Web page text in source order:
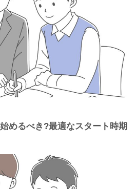
めるべき?最適なスタート時期